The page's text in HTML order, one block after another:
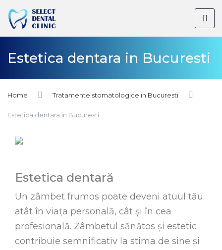
Estetica dentara in Bucuresti
Home Tratamente stomatologice in Bucuresti
Estetica dentara in Bucuresti
Estetica dentară
Un zâmbet frumos poate deveni atuul tău
atât în viața personală, cât și în cea
profesională. Zâmbetul sănătos și estetic
contribuie semnificativ la stima de sine și